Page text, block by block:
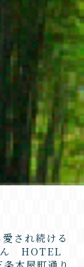
され続ける
ん HOTEL